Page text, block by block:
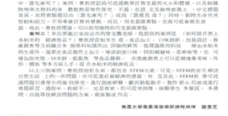
表格後，請連同報名費/學費以及所需證明文件親
往報名中心或以郵遞方式遞交。
報讀同一學歷頒授課程內其他單元
​學院為學歷頒授課程特設「註冊及學費通知」，適
用於一般學歷頒授課程。